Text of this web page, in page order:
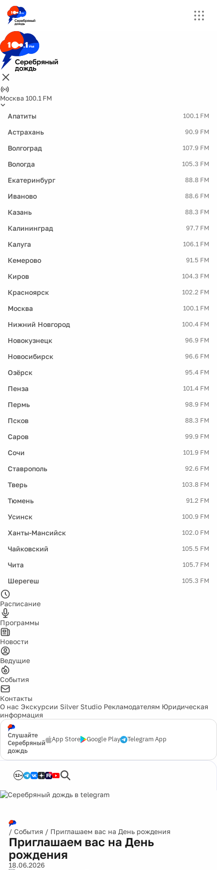
Москва 100.1 FM
Апатиты 100.1 FM
Астрахань 90.9 FM
Волгоград 107.9 FM
Вологда 105.3 FM
Екатеринбург 88.8 FM
Иваново 88.6 FM
Казань 88.3 FM
Калининград 97.7 FM
Калуга 106.1 FM
Кемерово 91.5 FM
Киров 104.3 FM
Красноярск 102.2 FM
Москва 100.1 FM
Нижний Новгород 100.4 FM
Новокузнецк 96.9 FM
Новосибирск 96.6 FM
Озёрск 95.4 FM
Пенза 101.4 FM
Пермь 98.9 FM
Псков 88.3 FM
Саров 99.9 FM
Сочи 101.9 FM
Ставрополь 92.6 FM
Тверь 103.8 FM
Тюмень 91.2 FM
Усинск 100.9 FM
Ханты-Мансийск 102.0 FM
Чайковский 105.5 FM
Чита 105.7 FM
Шерегеш 105.3 FM
Расписание
Программы
Новости
Ведущие
События
Контакты
О нас Экскурсии Silver Studio Рекламодателям Юридическая
информация
Слушайте
Серебряный
дождь
App Store Google Play Telegram App
12+
/ События / Приглашаем вас на День рождения
Приглашаем вас на День
рождения
18.06.2026